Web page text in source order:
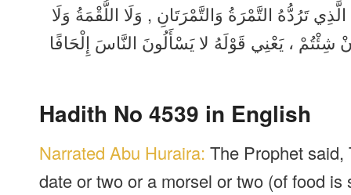
تَرُدُّهُ التَّمْرَةُ وَالتَّمْرَتَانِ , وَلَا اللُّقْمَةُ وَلَا
شِئْتُمْ ، يَعْنِي قَوْلَهُ لا يَسْأَلُونَ النَّاسَ إِلْحَافًا
Hadith No 4539 in English
Narrated Abu Huraira: The Prophet
date or two or a morsel or two (of food